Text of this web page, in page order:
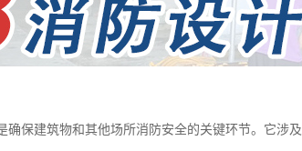
确保建筑物和其他场所消防安全的关键环节。它涉